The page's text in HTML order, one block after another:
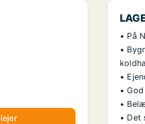
• På
•
•
•
•
• Det